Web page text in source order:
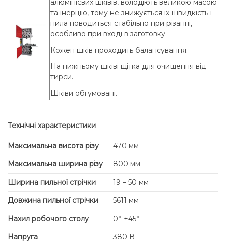
алюмінієвих шківів, володіють великою масою
та інерцію, тому не знижується їх швидкість і
пила поводиться стабільно при різанні,
особливо при вході в заготовку.
Кожен шків проходить балансування.
На нижньому шківі щітка для очищення від
тирси.
Шківи обгумовані.
Технічні характеристики
Максимальна висота різу
470 мм
Максимальна ширина різу
800 мм
Ширина пильної стрічки
19 – 50 мм
Довжина пильної стрічки
5611 мм
Нахил робочого столу
0° +45°
Напруга
380 В